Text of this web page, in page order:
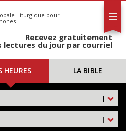
Liturgique pour
Recevez gratuitement
lectures du jour par courriel
HEURES LA BIBLE
|
|